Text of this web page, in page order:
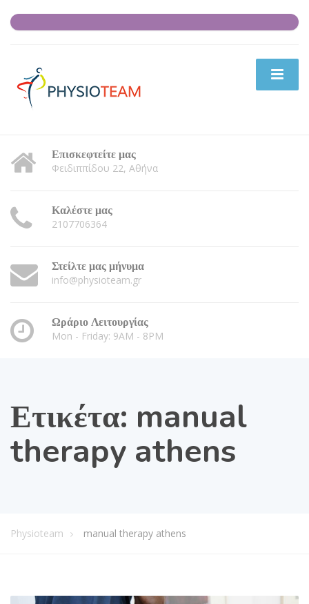
Επισκεφτείτε μας
Φειδιππίδου 22, Αθήνα
Καλέστε μας
2107706364
Στείλτε μας μήνυμα
info@physioteam.gr
Ωράριο Λειτουργίας
Mon - Friday: 9AM - 8PM
Ετικέτα: manual
therapy athens
Physioteam manual therapy athens